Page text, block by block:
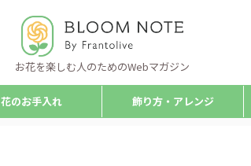
お花を楽しむ人のためのWebマガジン
花のお手入れ 飾り方・アレンジ